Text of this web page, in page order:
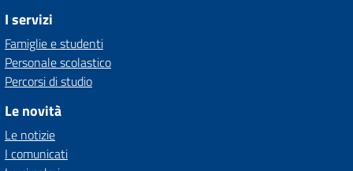
I servizi
Famiglie e studenti
Personale scolastico
Percorsi di studio
Le novità
Le notizie
I comunicati